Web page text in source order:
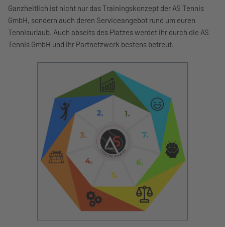
Ganzheitlich ist nicht nur das Trainingskonzept der AS Tennis
GmbH, sondern auch deren Serviceangebot rund um euren
Tennisurlaub. Auch abseits des Platzes werdet ihr durch die AS
Tennis GmbH und ihr Partnetzwerk bestens betreut.